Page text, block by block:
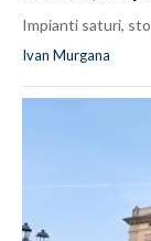
Impianti saturi,
Ivan Murgana